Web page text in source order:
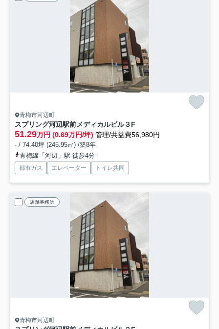
青梅市河辺町
スプリング河辺駅前メディカルビル３F
51.29万円 (0.69万円/坪) 管理/共益費56,980円
- / 74.40坪 (245.95㎡) /築8年
青梅線「河辺」駅 徒歩4分
都市ガス エレベーター トイレ共同
店舗事務所
青梅市河辺町